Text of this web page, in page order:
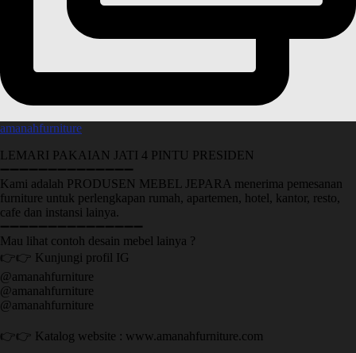
amanahfurniture
LEMARI PAKAIAN JATI 4 PINTU PRESIDEN
➖➖➖➖➖➖➖➖➖➖➖➖➖➖
Kami adalah PRODUSEN MEBEL JEPARA menerima pemesanan
furniture untuk perlengkapan rumah, apartemen, hotel, kantor, resto,
cafe dan instansi lainya.
➖➖➖➖➖➖➖➖➖➖➖➖➖➖➖
Mau lihat contoh desain mebel lainya ?
👉👉 Kunjungi profil IG
@amanahfurniture
@amanahfurniture
@amanahfurniture
👉👉 Katalog website : www.amanahfurniture.com